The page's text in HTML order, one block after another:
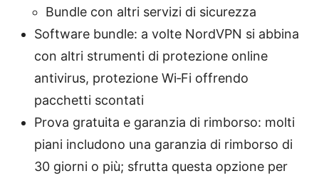
Bundle con altri servizi di sicurezza
Software bundle: a volte NordVPN si abbina
con altri strumenti di protezione online
antivirus, protezione Wi‑Fi offrendo
pacchetti scontati
Prova gratuita e garanzia di rimborso: molti
piani includono una garanzia di rimborso di
30 giorni o più; sfrutta questa opzione per